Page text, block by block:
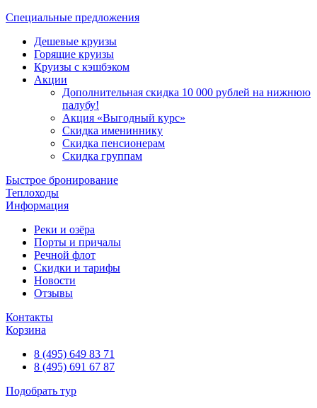
Специальные предложения
Дешевые круизы
Горящие круизы
Круизы с кэшбэком
Акции
Дополнительная скидка 10 000 рублей на нижнюю
палубу!
Акция «Выгодный курс»
Скидка имениннику
Скидка пенсионерам
Скидка группам
Быстрое бронирование
Теплоходы
Информация
Реки и озёра
Порты и причалы
Речной флот
Скидки и тарифы
Новости
Отзывы
Контакты
Корзина
8 (495) 649 83 71
8 (495) 691 67 87
Подобрать тур